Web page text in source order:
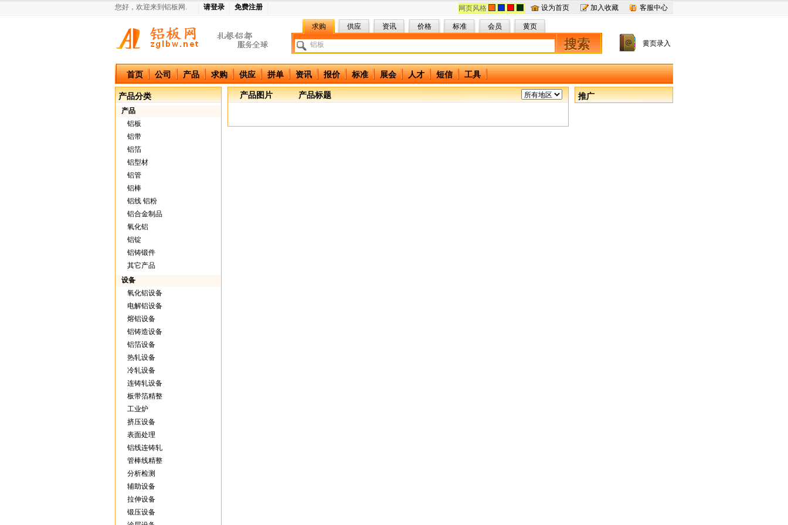
您好，欢迎来到铝板网. 请登录 免费注册 设为首页 加入收藏 客服中心
网页风格
中国铝板网
求购 供应 资讯 价格 标准 会员 黄页
搜索 黄页录入
首页 公司 产品 求购 供应 拼单 资讯 报价 标准 展会 人才 短信 工具
产品分类
产品
铝板
铝带
铝箔
铝型材
铝管
铝棒
铝线 铝粉
铝合金制品
氧化铝
铝锭
铝铸锻件
其它产品
设备
氧化铝设备
电解铝设备
熔铝设备
铝铸造设备
铝箔设备
热轧设备
冷轧设备
连铸轧设备
板带箔精整
工业炉
挤压设备
表面处理
铝线连铸轧
管棒线精整
分析检测
辅助设备
拉伸设备
锻压设备
产品图片 产品标题 推广